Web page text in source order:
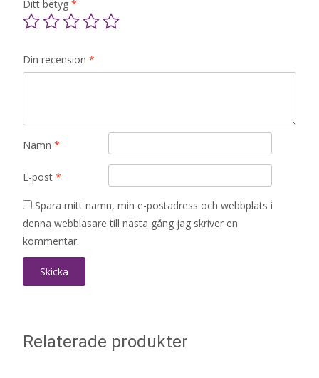
Ditt betyg *
Din recension *
Namn *
E-post *
Spara mitt namn, min e-postadress och webbplats i
denna webbläsare till nästa gång jag skriver en
kommentar.
Relaterade produkter